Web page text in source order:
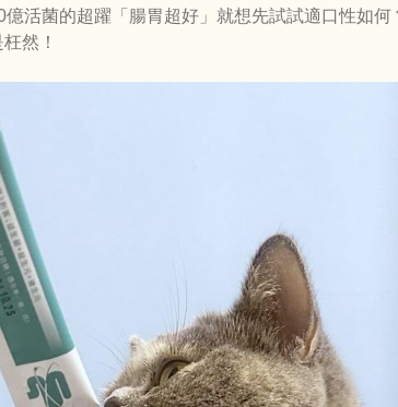
活菌的超躍「腸胃超好」就想先試試適口性如何
然！